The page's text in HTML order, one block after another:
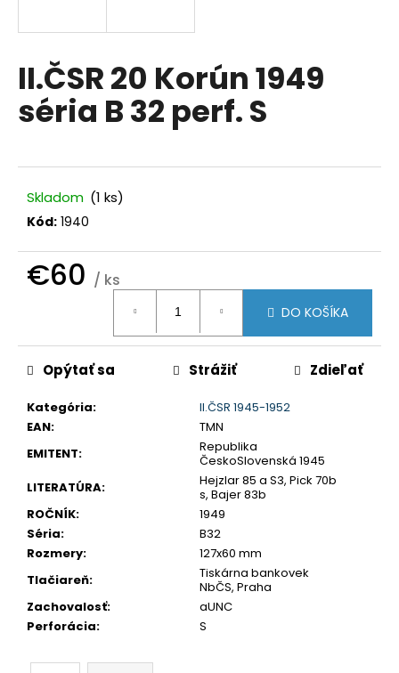
II.ČSR 20 Korún 1949
séria B 32 perf. S
Skladom (1 ks)
Kód: 1940
€60 / ks
DO KOŠÍKA
Kategória:
II.ČSR 1945-1952
EAN:
TMN
EMITENT:
Republika
ČeskoSlovenská 1945
LITERATÚRA:
Hejzlar 85 a S3, Pick 70b
s, Bajer 83b
ROČNÍK:
1949
Séria:
B32
Rozmery:
127x60 mm
Tlačiareň:
Tiskárna bankovek
NbČS, Praha
Zachovalosť:
aUNC
Perforácia: S
Opýtať sa Strážiť Zdieľať
s
ť
?
o
č
a
m
SLOVENSKO
20
EURO
SÉRIA
€70